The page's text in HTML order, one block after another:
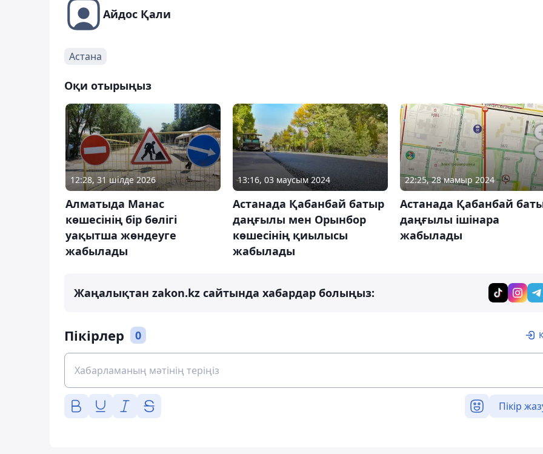
Айдос Қали
Астана
Оқи отырыңыз
12:28, 31 шілде 2026
Алматыда Манас
көшесінің бір бөлігі
уақытша жөндеуге
жабылады
13:16, 03 маусым 2024
Астанада Қабанбай батыр
даңғылы мен Орынбор
көшесінің қиылысы
жабылады
22:25, 28 мамыр 2024
Астанада Қабанбай
даңғылы ішінара
жабылады
Жаңалықтан zakon.kz сайтында хабардар болыңыз:
Пікірлер 0
Пікір